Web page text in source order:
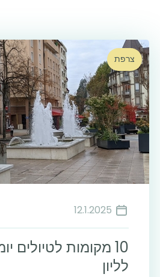
צרפת
12.1.2025
10 מקומות לטיולים
לליון